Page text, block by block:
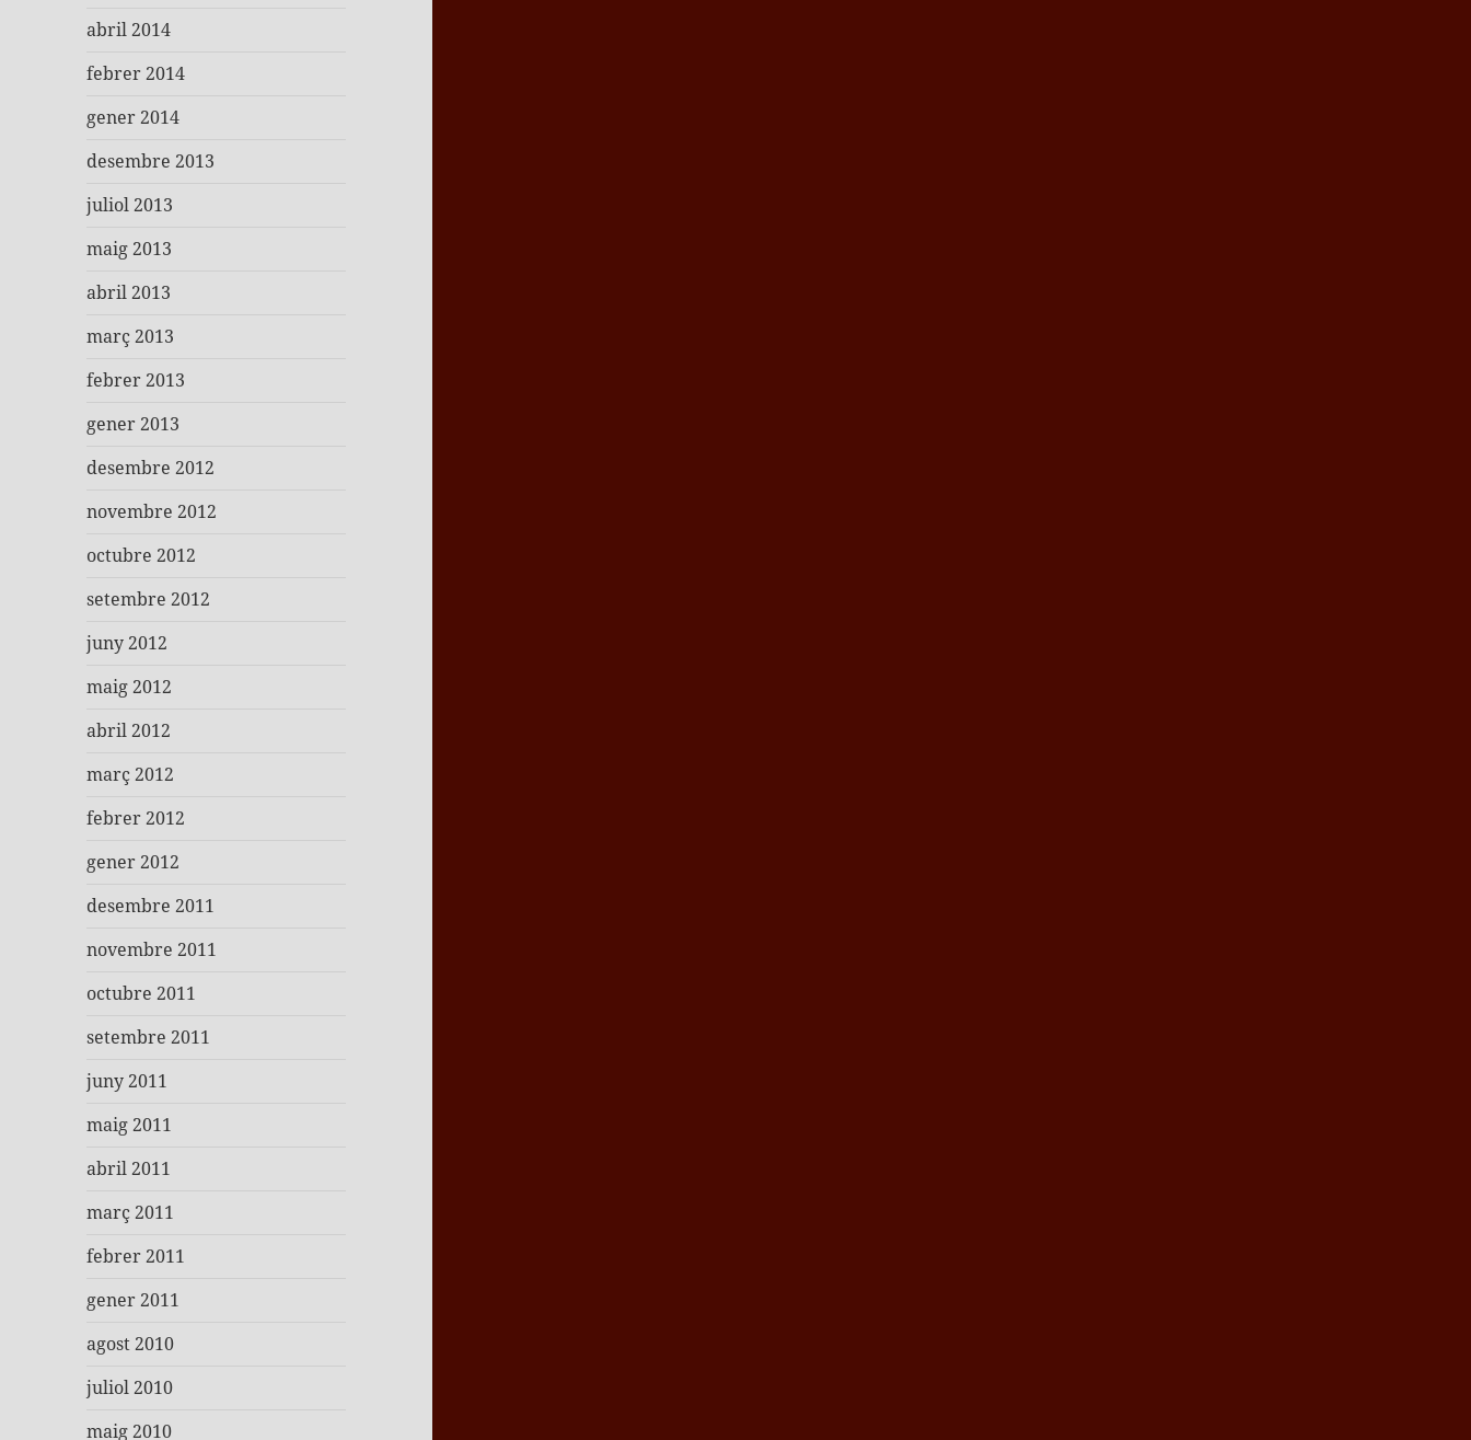
abril 2014
febrer 2014
gener 2014
desembre 2013
juliol 2013
maig 2013
abril 2013
març 2013
febrer 2013
gener 2013
desembre 2012
novembre 2012
octubre 2012
setembre 2012
juny 2012
maig 2012
abril 2012
març 2012
febrer 2012
gener 2012
desembre 2011
novembre 2011
octubre 2011
setembre 2011
juny 2011
maig 2011
abril 2011
març 2011
febrer 2011
gener 2011
agost 2010
juliol 2010
maig 2010